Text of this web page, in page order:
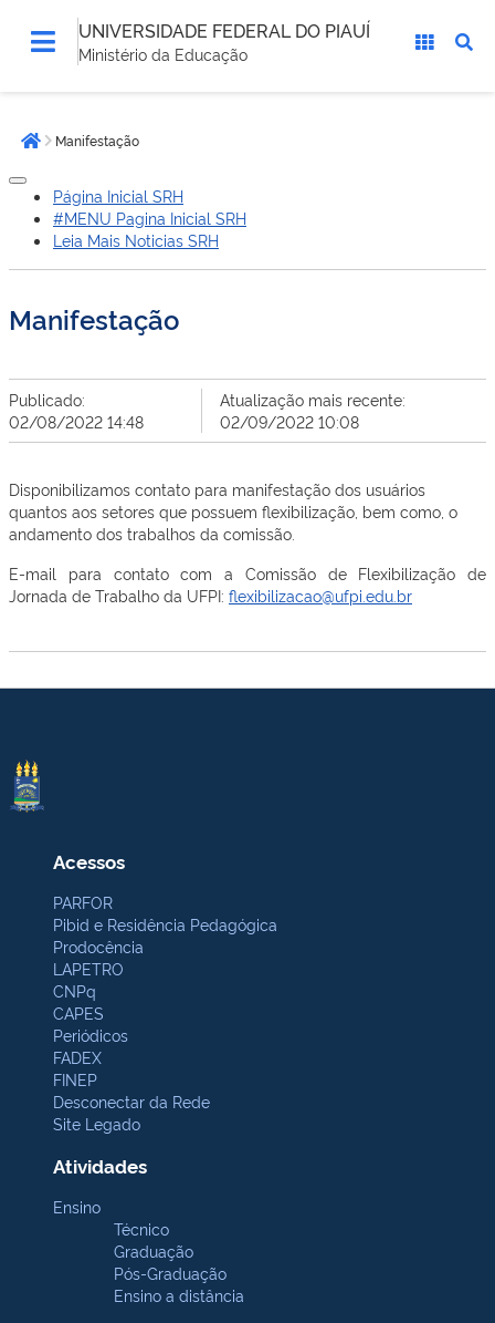
UNIVERSIDADE FEDERAL DO PIAUÍ
Ministério da Educação
estáPágina inicial
Manifestação
Página Inicial SRH
#MENU Pagina Inicial SRH
Leia Mais Noticias SRH
Manifestação
Publicado:
02/08/2022 14:48
Atualização mais recente:
02/09/2022 10:08
Disponibilizamos contato para manifestação dos usuários
quantos aos setores que possuem flexibilização, bem como, o
andamento dos trabalhos da comissão.
E-mail para contato com a Comissão de Flexibilização de
Jornada de Trabalho da UFPI: flexibilizacao@ufpi.edu.br
Acessos
PARFOR
Pibid e Residência Pedagógica
Prodocência
LAPETRO
CNPq
CAPES
Periódicos
FADEX
FINEP
Desconectar da Rede
Site Legado
Atividades
Ensino
Técnico
Graduação
Pós-Graduação
Ensino a distância